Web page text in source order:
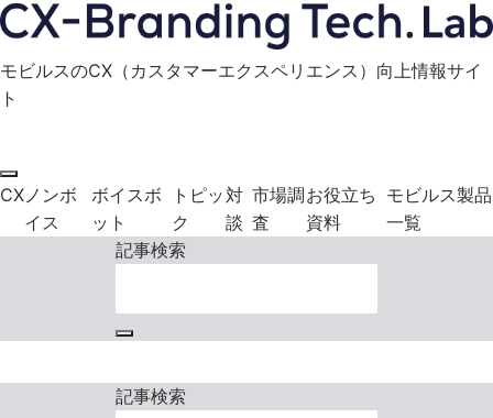
モビルスのCX（カスタマーエクスペリエンス）向上情報サイ
ト
CX ノンボ
イス
ボイスボ
ット
トピッ
ク
対
談
市場調
査
お役立ち
資料
モビルス製品
一覧
記事検索
記事検索